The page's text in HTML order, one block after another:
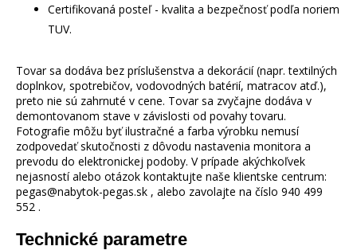
Certifikovaná posteľ - kvalita a bezpečnosť podľa noriem
TUV.
Tovar sa dodáva bez príslušenstva a dekorácií (napr. textilných
doplnkov, spotrebičov, vodovodných batérií, matracov atď.),
preto nie sú zahrnuté v cene. Tovar sa zvyčajne dodáva v
demontovanom stave v závislosti od povahy tovaru.
Fotografie môžu byť ilustračné a farba výrobku nemusí
zodpovedať skutočnosti z dôvodu nastavenia monitora a
prevodu do elektronickej podoby. V prípade akýchkoľvek
nejasností alebo otázok kontaktujte naše klientske centrum:
pegas@nabytok-pegas.sk , alebo zavolajte na číslo 940 499
552 .
Technické parametre